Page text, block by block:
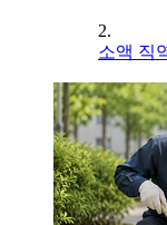
2.
소액 직